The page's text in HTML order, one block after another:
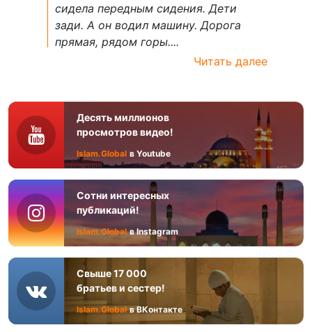
сидела передным сидения. Дети
зади. А он водил машину. Дорога
прямая, рядом горы....
Читать далее
Десять миллионов
просмотров видео!
Islam.Global в Youtube
Сотни интересных
публикаций!
Islam.Global в Instagram
Свыше 17 000
братьев и сестер!
Islam.Global в ВКонтакте